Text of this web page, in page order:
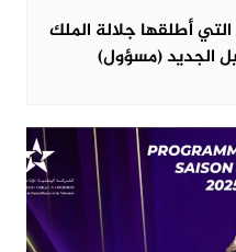
أطلقها جلالة الملك
الجديد (مسؤول)